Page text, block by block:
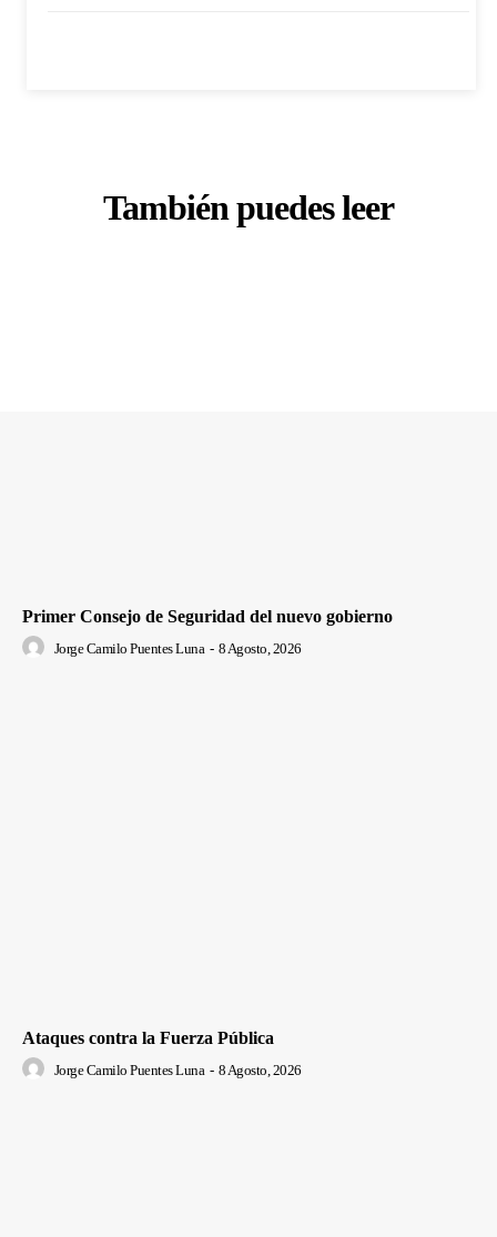
También puedes leer
Primer Consejo de Seguridad del nuevo gobierno
Jorge Camilo Puentes Luna - 8 Agosto, 2026
Ataques contra la Fuerza Pública
Jorge Camilo Puentes Luna - 8 Agosto, 2026